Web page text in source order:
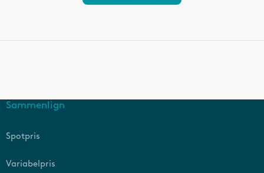
Sammenlign
Spotpris
Variabelpris